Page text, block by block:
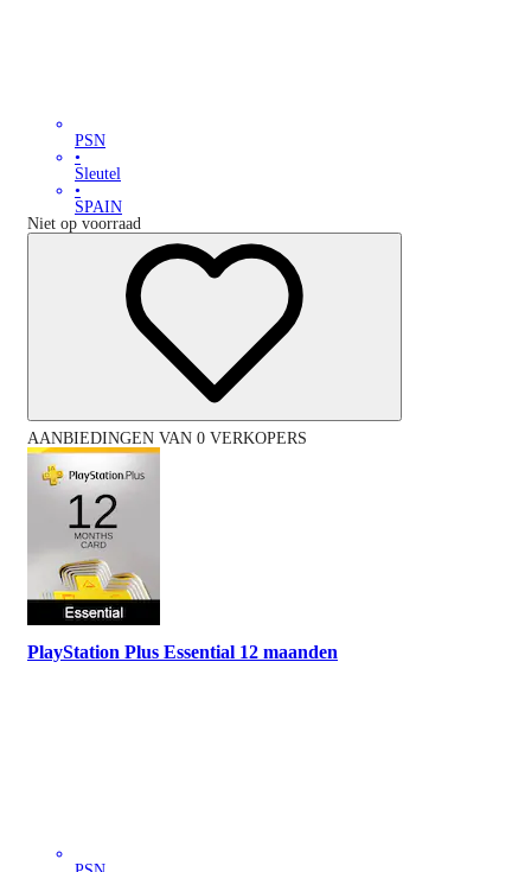
PSN
•
Sleutel
•
SPAIN
Niet op voorraad
AANBIEDINGEN VAN 0 VERKOPERS
PlayStation Plus Essential 12 maanden